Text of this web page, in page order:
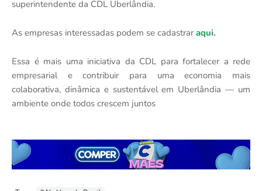
superintendente da CDL Uberlândia.
As empresas interessadas podem se cadastrar aqui.
Essa é mais uma iniciativa da CDL para fortalecer a rede
empresarial e contribuir para uma economia mais
colaborativa, dinâmica e sustentável em Uberlândia — um
ambiente onde todos crescem juntos